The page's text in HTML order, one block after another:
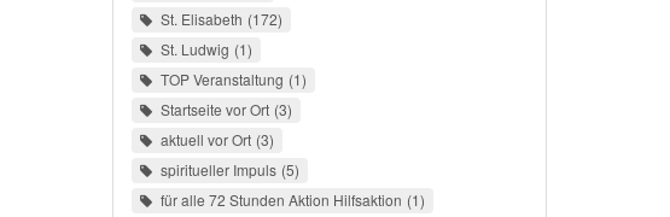
St. Elisabeth 172
St. Ludwig 1
TOP Veranstaltung 1
Startseite vor Ort 3
aktuell vor Ort 3
spiritueller Impuls 5
für alle 72 Stunden Aktion Hilfsaktion 1